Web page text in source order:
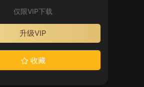
仅限VIP下载
升级VIP
收藏